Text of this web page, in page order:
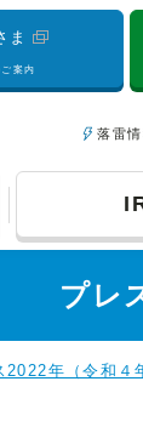
ま
案内
落雷情
プレ
年（令和４